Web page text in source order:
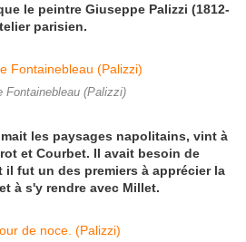
le peintre Giuseppe Palizzi (1812-
parisien.
Fontainebleau (Palizzi)
les paysages napolitains, vint à
et Courbet. Il avait besoin de
il fut un des premiers à apprécier la
à s'y rendre avec Millet.